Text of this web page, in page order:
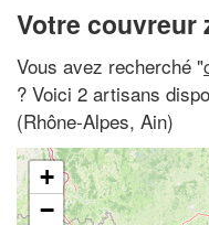
Votre couvreur
Vous avez recherché "
? Voici 2 artisans
(Rhône-Alpes, Ain)
+
−